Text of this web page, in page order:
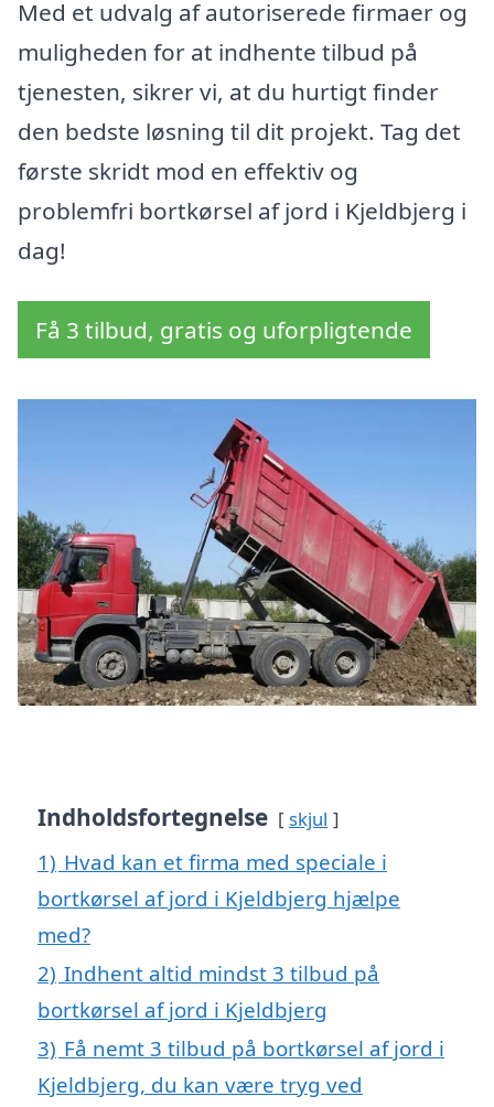
Med et udvalg af autoriserede firmaer og
muligheden for at indhente tilbud på
tjenesten, sikrer vi, at du hurtigt finder
den bedste løsning til dit projekt. Tag det
første skridt mod en effektiv og
problemfri bortkørsel af jord i Kjeldbjerg i
dag!
Få 3 tilbud, gratis og uforpligtende
Indholdsfortegnelse skjul
1) Hvad kan et firma med speciale i
bortkørsel af jord i Kjeldbjerg hjælpe
med?
2) Indhent altid mindst 3 tilbud på
bortkørsel af jord i Kjeldbjerg
3) Få nemt 3 tilbud på bortkørsel af jord i
Kjeldbjerg, du kan være tryg ved